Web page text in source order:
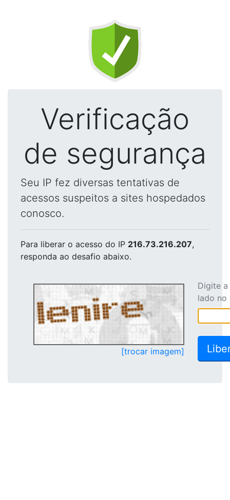
Verificação
de segurança
Seu IP fez diversas tentativas de
acessos suspeitos a sites hospedados
conosco.
Para liberar o acesso do IP 216.73.216.207,
responda ao desafio abaixo.
[trocar imagem]
Digite
lado no